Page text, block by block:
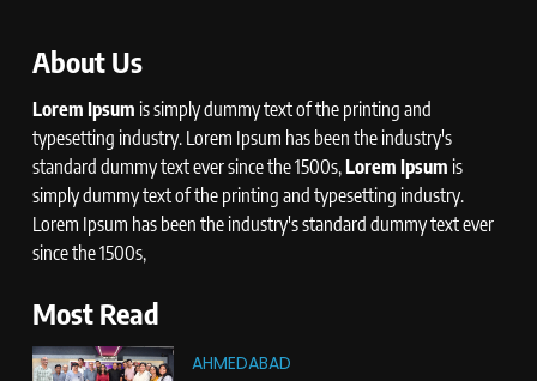
About Us
Lorem Ipsum is simply dummy text of the printing and
typesetting industry. Lorem Ipsum has been the industry's
standard dummy text ever since the 1500s,Lorem Ipsum is
simply dummy text of the printing and typesetting industry.
Lorem Ipsum has been the industry's standard dummy text ever
since the 1500s,
Most Read
AHMEDABAD